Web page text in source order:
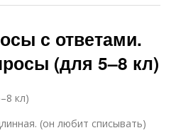
с ответами.
(для 5–8 кл)
кл)
(он любит списывать)